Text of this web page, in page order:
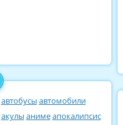
автобусы автомобили
акулы анимеапокалипсис